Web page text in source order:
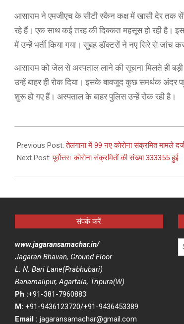
आसाराम ने एमजीएच के सीटी स्कैन कक्ष में खासी देर तक
रहे हैं। एक साथ कई तरह की दिक्कत महसूस हो रही है।
में उन्हें भर्ती किया गया। सुबह डॉक्टरों ने नए सिरे से
आसाराम को जेल से अस्पताल लाने की सूचना मिलते ही
उन्हें बाहर ही रोक दिया। इसके बावजूद कुछ समर्थक अंदर
शुरू हो गए हैं। अस्पताल के बाहर पुलिस उन्हें रोक रही है।
02-
17
Previous Post:तेलंगाना में 99 नए कोरोना संक्रमित मामले
Next Post:पूर्वोत्तरः कोरोना संक्रमितों की संख्या 333355 हुई
संपर्क करें
www.jagaransamachar.in/
Jagaran Bhavan, Ground Floor
L. N. Bari Lane(Prabhubari)
Banamalipur, Agartala, Tripura(W)
Ph :+91-381-7960883
M: +91-9436123720/+91-9436453389
Email : jagaransamachar@gmail.com